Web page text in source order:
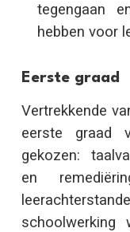
tegengaan
hebben voor
Eerste graad
Vertrekkende
eerste graad
gekozen:
en